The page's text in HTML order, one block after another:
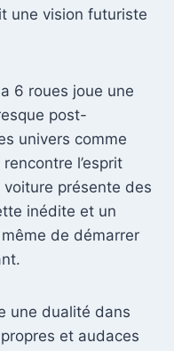
une vision futuriste
6 roues joue une
post-
univers comme
l’esprit
voiture présente des
inédite et un
de démarrer
une dualité dans
et audaces